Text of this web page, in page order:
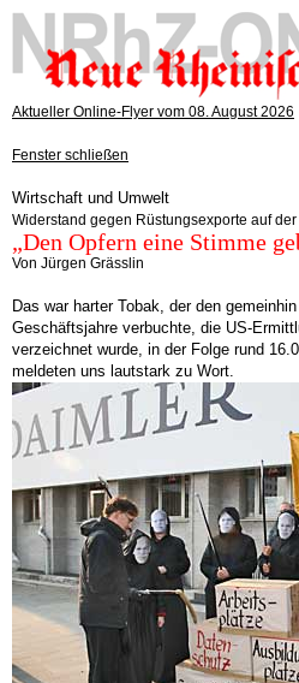
Aktueller Online-Flyer vom 08. August 2026
Fenster schließen
Wirtschaft und Umwelt
Widerstand gegen Rüstungsexporte auf
„Den Opfern eine Stimme
Von Jürgen Grässlin
Das war harter Tobak, der den
Geschäftsjahre verbuchte, die US-
verzeichnet wurde, in der Folge rund
meldeten uns lautstark zu Wort.